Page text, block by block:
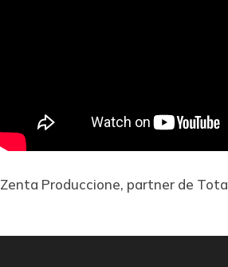
Zenta Produccione, partner de